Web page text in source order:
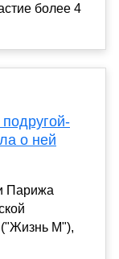
более 4
о ней
Парижа
("Жизнь М"),